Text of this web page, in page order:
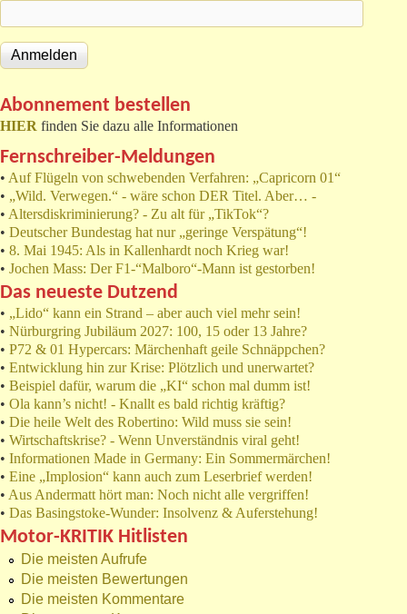
Abonnement bestellen
HIER finden Sie dazu alle Informationen
Fernschreiber-Meldungen
• Auf Flügeln von schwebenden Verfahren: „Capricorn 01“
• „Wild. Verwegen.“ - wäre schon DER Titel. Aber… -
• Altersdiskriminierung? - Zu alt für „TikTok“?
• Deutscher Bundestag hat nur „geringe Verspätung“!
• 8. Mai 1945: Als in Kallenhardt noch Krieg war!
• Jochen Mass: Der F1-“Malboro“-Mann ist gestorben!
Das neueste Dutzend
• „Lido“ kann ein Strand – aber auch viel mehr sein!
• Nürburgring Jubiläum 2027: 100, 15 oder 13 Jahre?
• P72 & 01 Hypercars: Märchenhaft geile Schnäppchen?
• Entwicklung hin zur Krise: Plötzlich und unerwartet?
• Beispiel dafür, warum die „KI“ schon mal dumm ist!
• Ola kann’s nicht! - Knallt es bald richtig kräftig?
• Die heile Welt des Robertino: Wild muss sie sein!
• Wirtschaftskrise? - Wenn Unverständnis viral geht!
• Informationen Made in Germany: Ein Sommermärchen!
• Eine „Implosion“ kann auch zum Leserbrief werden!
• Aus Andermatt hört man: Noch nicht alle vergriffen!
• Das Basingstoke-Wunder: Insolvenz & Auferstehung!
Motor-KRITIK Hitlisten
Die meisten Aufrufe
Die meisten Bewertungen
Die meisten Kommentare